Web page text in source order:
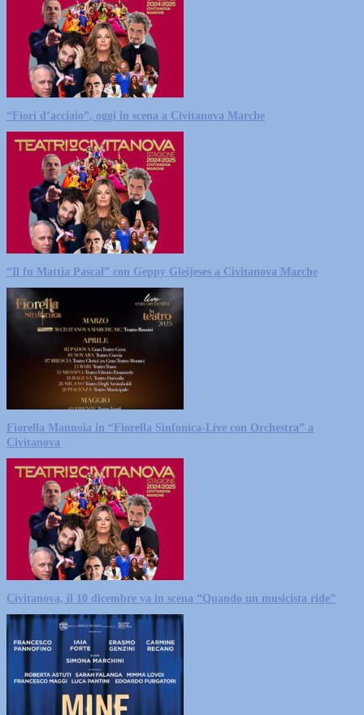
“Fiori d’acciaio”, oggi in scena a Civitanova Marche
“Il fu Mattia Pascal” con Geppy Gleijeses a Civitanova Marche
Fiorella Mannoia in “Fiorella Sinfonica-Live con Orchestra” a
Civitanova
Civitanova, il 10 dicembre va in scena “Quando un musicista ride”